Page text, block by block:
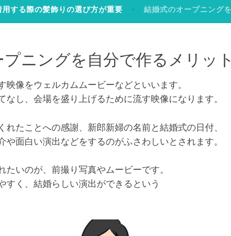
用する際の髪飾りの選び方が重要 結婚式のオープニング
ニングを自分で作るメリット
映像をウェルカムムービーなどといいます。
なし、会場を盛り上げるために流す映像になります。
れたことへの感謝、新郎新婦の名前と結婚式の日付、
や面白い演出などをするのがふさわしいとされます。
たいのが、前撮り写真やムービーです。
すく、結婚らしい演出ができるという